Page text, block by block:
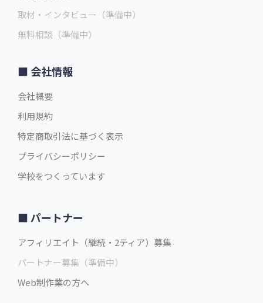
取材・インタビュー（準備中）
無料相談（準備中）
会社情報
会社概要
利用規約
特定商取引法に基づく表示
プライバシーポリシー
学校をつくっています
パートナー
アフィリエイト（継続・2ティア）募集
パートナー募集（準備中）
Web制作業の方へ